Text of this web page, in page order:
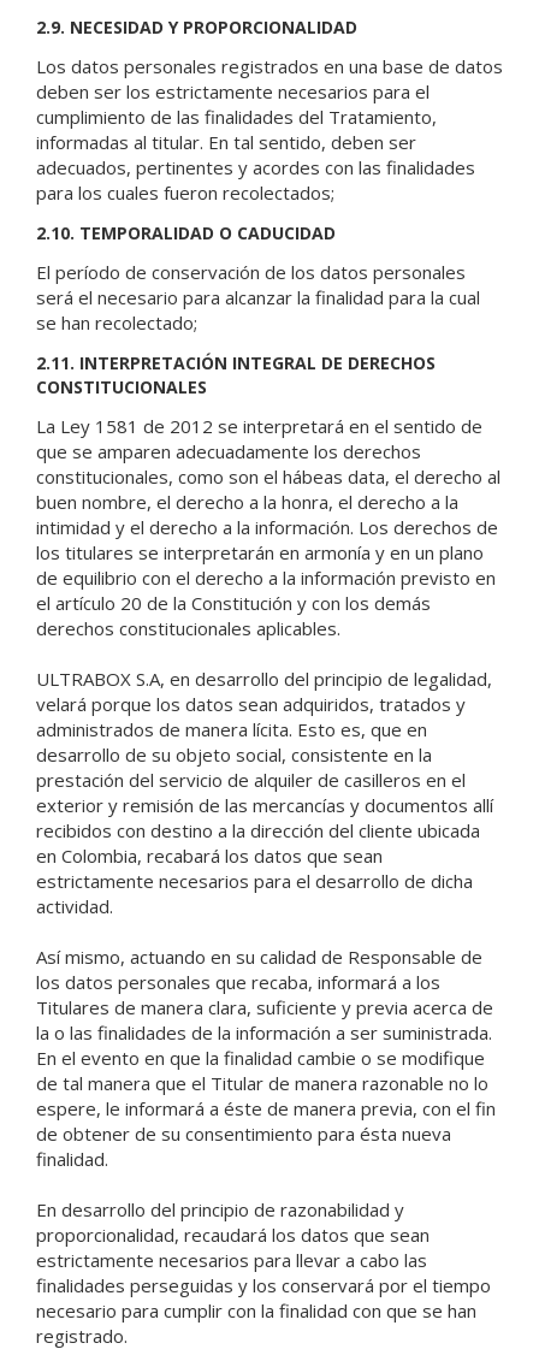
2.9. NECESIDAD Y PROPORCIONALIDAD
Los datos personales registrados en una base de datos
deben ser los estrictamente necesarios para el
cumplimiento de las finalidades del Tratamiento,
informadas al titular. En tal sentido, deben ser
adecuados, pertinentes y acordes con las finalidades
para los cuales fueron recolectados;
2.10. TEMPORALIDAD O CADUCIDAD
El período de conservación de los datos personales
será el necesario para alcanzar la finalidad para la cual
se han recolectado;
2.11. INTERPRETACIÓN INTEGRAL DE DERECHOS
CONSTITUCIONALES
La Ley 1581 de 2012 se interpretará en el sentido de
que se amparen adecuadamente los derechos
constitucionales, como son el hábeas data, el derecho al
buen nombre, el derecho a la honra, el derecho a la
intimidad y el derecho a la información. Los derechos de
los titulares se interpretarán en armonía y en un plano
de equilibrio con el derecho a la información previsto en
el artículo 20 de la Constitución y con los demás
derechos constitucionales aplicables.
ULTRABOX S.A, en desarrollo del principio de legalidad,
velará porque los datos sean adquiridos, tratados y
administrados de manera lícita. Esto es, que en
desarrollo de su objeto social, consistente en la
prestación del servicio de alquiler de casilleros en el
exterior y remisión de las mercancías y documentos allí
recibidos con destino a la dirección del cliente ubicada
en Colombia, recabará los datos que sean
estrictamente necesarios para el desarrollo de dicha
actividad.
Así mismo, actuando en su calidad de Responsable de
los datos personales que recaba, informará a los
Titulares de manera clara, suficiente y previa acerca de
la o las finalidades de la información a ser suministrada.
En el evento en que la finalidad cambie o se modifique
de tal manera que el Titular de manera razonable no lo
espere, le informará a éste de manera previa, con el fin
de obtener de su consentimiento para ésta nueva
finalidad.
En desarrollo del principio de razonabilidad y
proporcionalidad, recaudará los datos que sean
estrictamente necesarios para llevar a cabo las
finalidades perseguidas y los conservará por el tiempo
necesario para cumplir con la finalidad con que se han
registrado.